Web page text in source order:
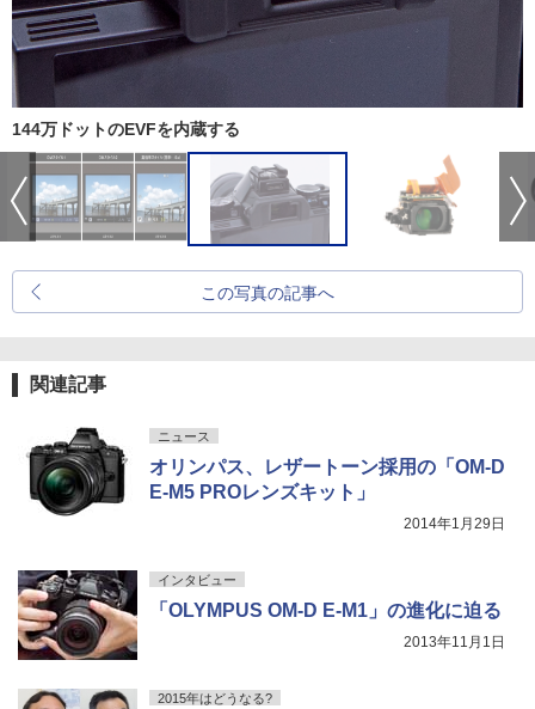
144万ドットのEVFを内蔵する
この写真の記事へ
関連記事
ニュース
オリンパス、レザートーン採用の「OM-D
E-M5 PROレンズキット」
2014年1月29日
インタビュー
「OLYMPUS OM-D E-M1」の進化に迫る
2013年11月1日
2015年はどうなる?